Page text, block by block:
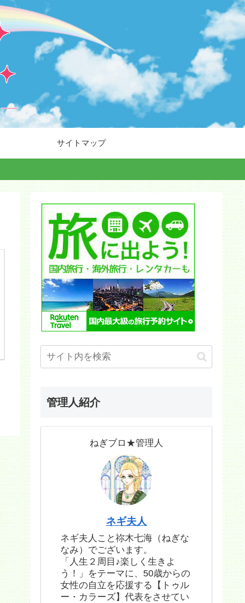
サイトマップ
管理人紹介
ねぎブロ★管理人
ネギ夫人
ネギ夫人こと祢木七海（ねぎな
なみ）でございます。
「人生２周目♪楽しく生きよ
う！」をテーマに、50歳からの
女性の自立を応援する【トゥル
ー・カラーズ】代表をさせてい